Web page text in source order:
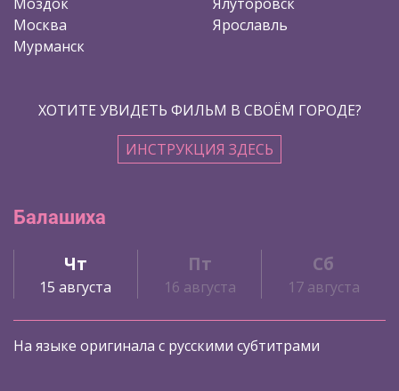
Москва
Мурманск
Ярославль
ХОТИТЕ УВИДЕТЬ ФИЛЬМ В СВОЁМ ГОРОДЕ?
ИНСТРУКЦИЯ ЗДЕСЬ
Балашиха
Чт
15 августа
Пт
16 августа
Сб
17 августа
На языке оригинала с русскими субтитрами